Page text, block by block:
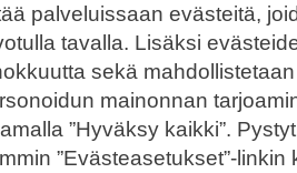
palveluissaan evästeitä,
tavalla. Lisäksi
sekä mahdollistetaan
mainonnan
”Hyväksy kaikki”. Pystyt
”Evästeasetukset”-linkin